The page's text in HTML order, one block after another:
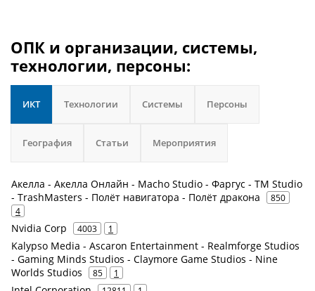
ОПК и организации, системы,
технологии, персоны:
ИКТ Технологии Системы Персоны
География Статьи Мероприятия
Акелла - Акелла Онлайн - Macho Studio - Фаргус - TM Studio
- TrashMasters - Полёт навигатора - Полёт дракона
850
4
Nvidia Corp 4003 1
Kalypso Media - Ascaron Entertainment - Realmforge Studios
- Gaming Minds Studios - Claymore Game Studios - Nine
Worlds Studios
85 1